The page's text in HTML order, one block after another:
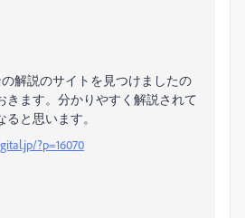
解説のサイトを見つけましたの
きます。分かりやすく解説されて
と思います。
?p=16070